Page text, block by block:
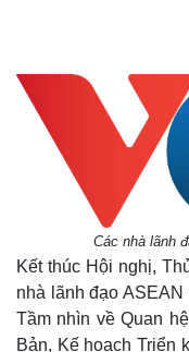
Các nhà lãnh
Kết thúc Hội nghị,
nhà lãnh đạo
Tầm nhìn về Quan
Bản, Kế hoạch Triển